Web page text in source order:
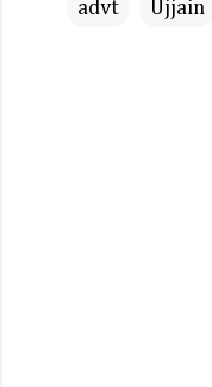
advt Ujjain